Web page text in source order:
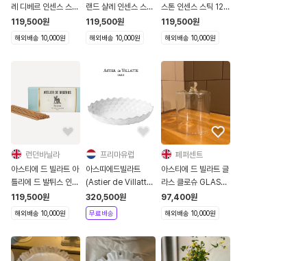
레 디베르 인센스 스틱
125개입
119,500원
해외배송 10,000원
랜드 샬레 인센스 스틱
125개입
119,500원
해외배송 10,000원
스톤 인센스 스틱 125
개입
119,500원
해외배송 10,000원
런던바닐라
아스티에 드 빌라트 아
틀리에 드 발튀스 인센
스 스틱 125개입
119,500원
해외배송 10,000원
프리마유럽
아스띠에드빌라트
(Astier de Villatte)
Oval Cube Salad
Bowl [관부가세포함]
320,500원
무료배송
페퍼센트
아스티에 드 빌라트 글
라스 클로슈 GLASS
CLOCHE
97,400원
해외배송 10,000원